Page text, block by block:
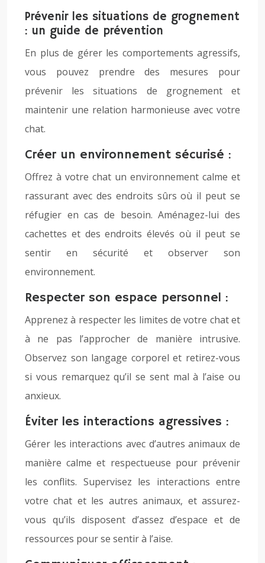
Prévenir les situations de grognement
: un guide de prévention
En plus de gérer les comportements agressifs,
vous pouvez prendre des mesures pour
prévenir les situations de grognement et
maintenir une relation harmonieuse avec votre
chat.
Créer un environnement sécurisé :
Offrez à votre chat un environnement calme et
rassurant avec des endroits sûrs où il peut se
réfugier en cas de besoin. Aménagez-lui des
cachettes et des endroits élevés où il peut se
sentir en sécurité et observer son
environnement.
Respecter son espace personnel :
Apprenez à respecter les limites de votre chat et
à ne pas l’approcher de manière intrusive.
Observez son langage corporel et retirez-vous
si vous remarquez qu’il se sent mal à l’aise ou
anxieux.
Éviter les interactions agressives :
Gérer les interactions avec d’autres animaux de
manière calme et respectueuse pour prévenir
les conflits. Supervisez les interactions entre
votre chat et les autres animaux, et assurez-
vous qu’ils disposent d’assez d’espace et de
ressources pour se sentir à l’aise.